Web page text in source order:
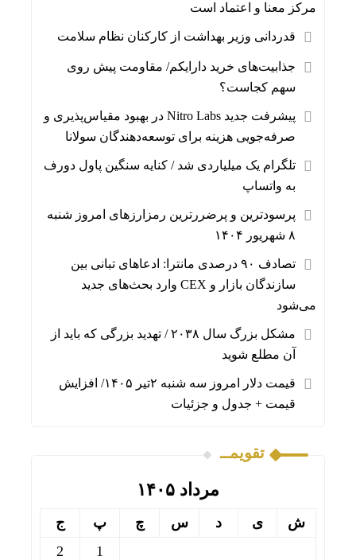
مرکز معنا و اعتماد است
قدردانی وزیر بهداشت از کارکنان نظام سلامت
جذابیت‌های خرید دارایکم/ مقاومت پیش روی
سهم کجاست؟
پیشرفت جدید Nitro Labs در بهبود مقیاس‌پذیری و
صرفه‌جویی هزینه برای توسعه‌دهندگان سولانا
تلگرام یک میلیاردی شد / کنایه سنگین پاول دورف
به واتساپ
پرسودترین و پرضررترین رمزارزهای امروز شنبه
۸ شهریور ۱۴۰۴
تصادف ۹۰ درصدی مانترا: ادعاهای تبانی بین
سازندگان بازار و CEX وارد بحث‌های جدید
می‌شود
مشکل بزرگ سال ۲۰۳۸ / تهدید بزرگی که باید از
آن مطلع شوید
قیمت دلار امروز سه شنبه ۲تیر ۱۴۰۵/ افزایش
قیمت + جدول و جزئیات
تقویمــ
مرداد ۱۴۰۵
ش ی د س چ پ ج
1
2